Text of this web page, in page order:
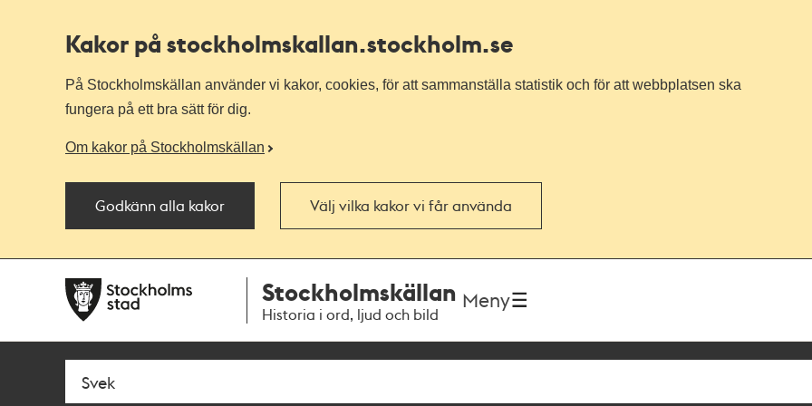
Kakor på stockholmskallan.stockholm.se
På Stockholmskällan använder vi kakor, cookies, för att sammanställa statistik och för att webbplatsen ska
fungera på ett bra sätt för dig.
Om kakor på Stockholmskällan
Godkänn alla kakor Välj vilka kakor vi får använda
navigationen
huvudinnehållet
Stockholmskällan
Historia i ord, ljud och bild
Meny
Sök